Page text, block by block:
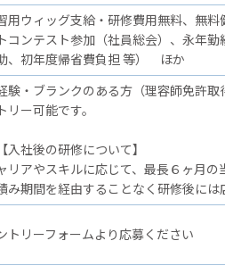
用ウィッグ支給・研修費用無料、無
コンテスト参加（社員総会）、永年
、初年度帰省費負担 等） ほか
験・ブランクのある方（理容師免許
リー可能です。
入社後の研修について】
リアやスキルに応じて、最長６ヶ月
み期間を経由することなく研修後には
トリーフォームより応募ください